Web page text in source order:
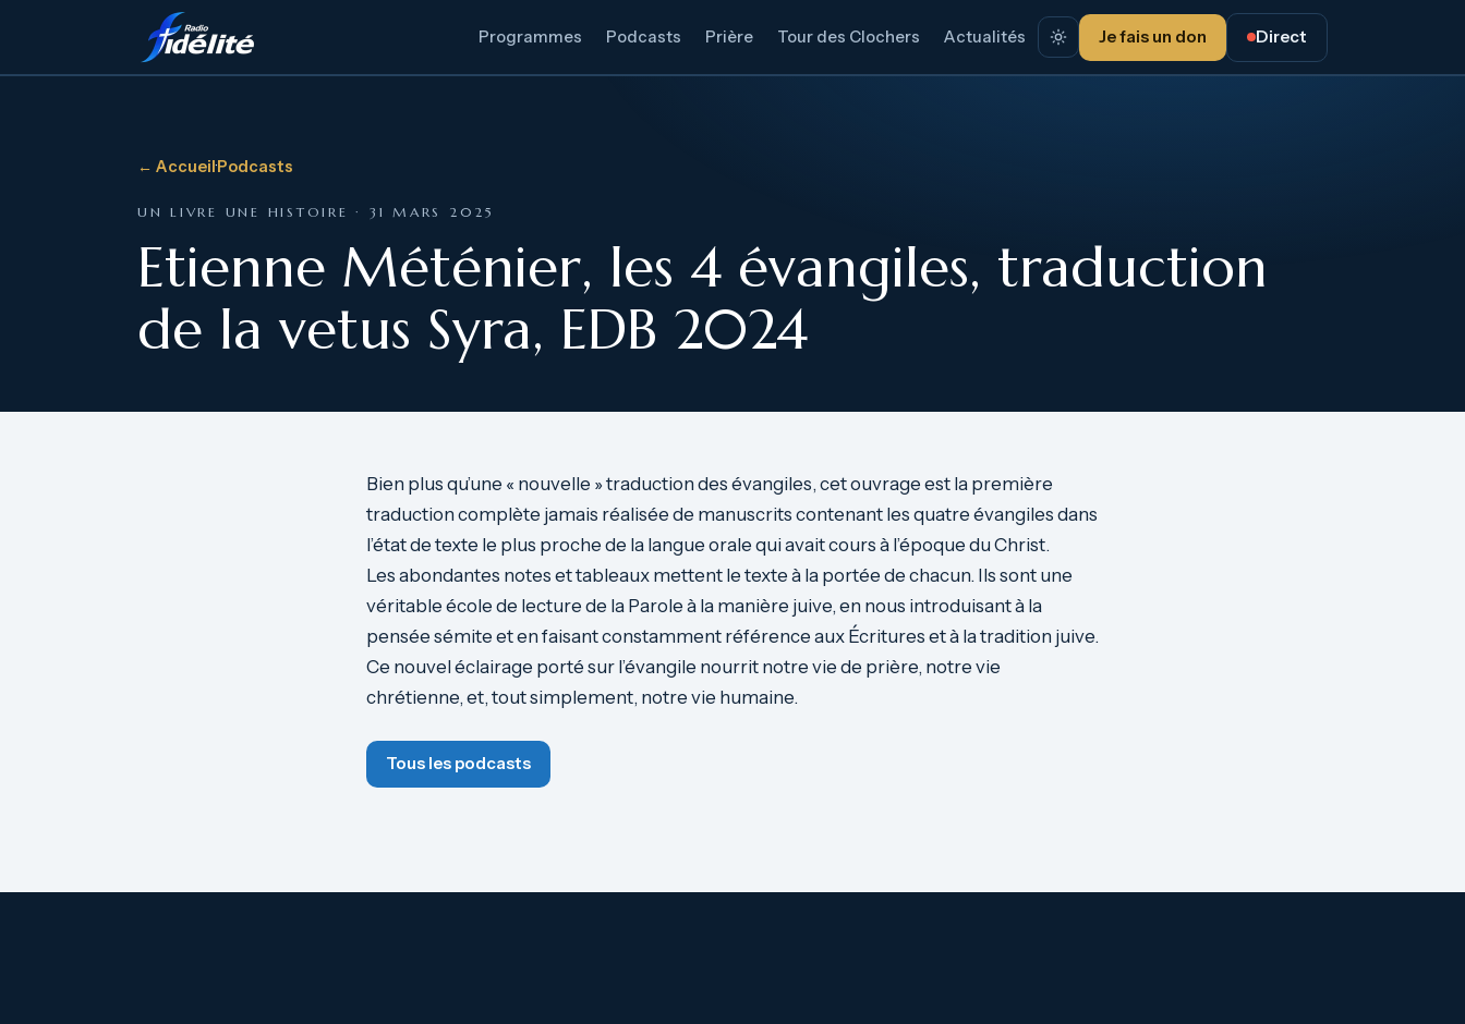
Programmes Podcasts Prière Tour des Clochers Actualités Je fais un don Direct
← Accueil·Podcasts
UN LIVRE UNE HISTOIRE · 31 MARS 2025
Etienne Méténier, les 4 évangiles, traduction
de la vetus Syra, EDB 2024
Bien plus qu’une « nouvelle » traduction des évangiles, cet ouvrage est la première
traduction complète jamais réalisée de manuscrits contenant les quatre évangiles dans
l’état de texte le plus proche de la langue orale qui avait cours à l’époque du Christ.
Les abondantes notes et tableaux mettent le texte à la portée de chacun. Ils sont une
véritable école de lecture de la Parole à la manière juive, en nous introduisant à la
pensée sémite et en faisant constamment référence aux Écritures et à la tradition juive.
Ce nouvel éclairage porté sur l’évangile nourrit notre vie de prière, notre vie
chrétienne, et, tout simplement, notre vie humaine.
Tous les podcasts